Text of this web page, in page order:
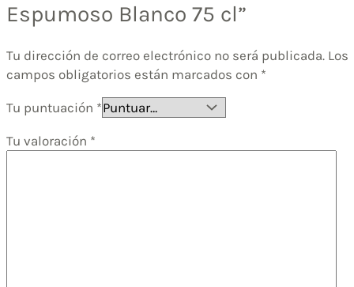
Espumoso Blanco 75 cl”
Tu dirección de correo electrónico no será publicada. Los
campos obligatorios están marcados con *
Tu puntuación *
Tu valoración *